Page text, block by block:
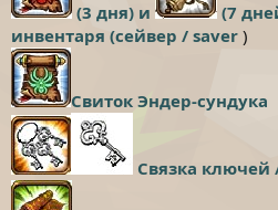
(3 дня) и
(7
инвентаря (сейвер / saver )
Свиток Эндер-сундука
Связка ключей